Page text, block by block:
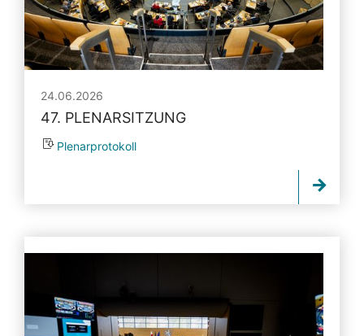
24.06.2026
47. PLENARSITZUNG
Plenarprotokoll